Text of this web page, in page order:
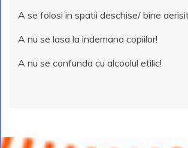
A se folosi in spatii deschise/ bine
A nu se lasa la indemana copiilor!
A nu se confunda cu alcoolul etilic!